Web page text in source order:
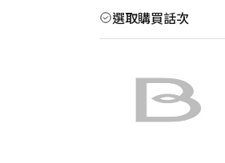
選取購買話次